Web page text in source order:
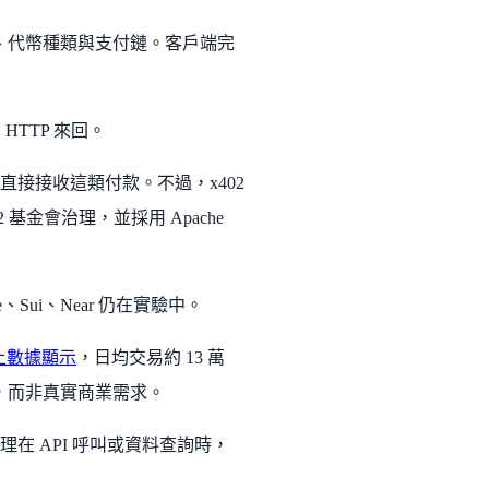
代幣種類與支付鏈。客戶端完
來回。
接接收這類付款。不過，x402
基金會治理，並採用 Apache
Sui、Near 仍在實驗中。
數據顯示 ，日均交易約 13 萬
非真實商業需求。
在 API 呼叫或資料查詢時，